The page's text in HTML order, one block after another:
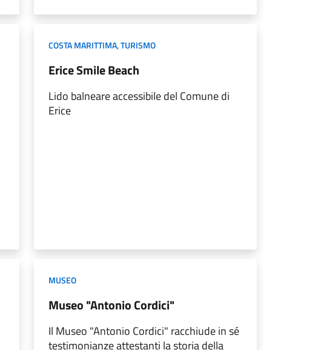
COSTA MARITTIMA,TURISMO
Erice Smile Beach
Lido balneare accessibile del Comune di
Erice
MUSEO
Museo "Antonio Cordici"
Il Museo "Antonio Cordici" racchiude in sé
testimonianze attestanti la storia della